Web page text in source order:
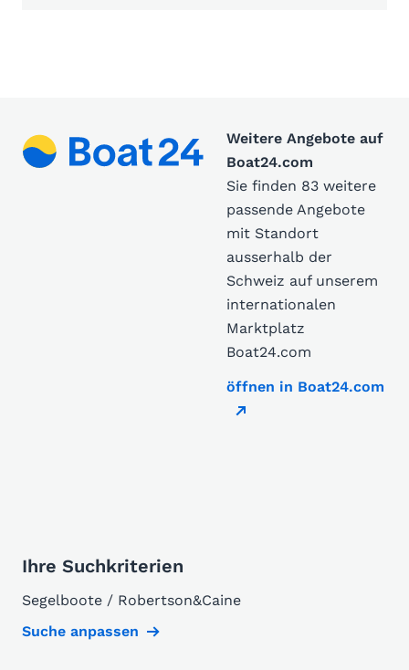
Weitere Angebote auf
Boat24.com
Sie finden 83 weitere
passende Angebote
mit Standort
ausserhalb der
Schweiz auf unserem
internationalen
Marktplatz
Boat24.com
öffnen in Boat24.com
Ihre Suchkriterien
Segelboote / Robertson&Caine
Suche anpassen